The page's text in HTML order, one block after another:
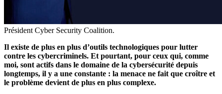
Président Cyber Security Coalition.
Il existe de plus en plus d’outils technologiques pour lutter
contre les cybercriminels. Et pourtant, pour ceux qui, comme
moi, sont actifs dans le domaine de la cybersécurité depuis
longtemps, il y a une constante : la menace ne fait que croître et
le problème devient de plus en plus complexe.